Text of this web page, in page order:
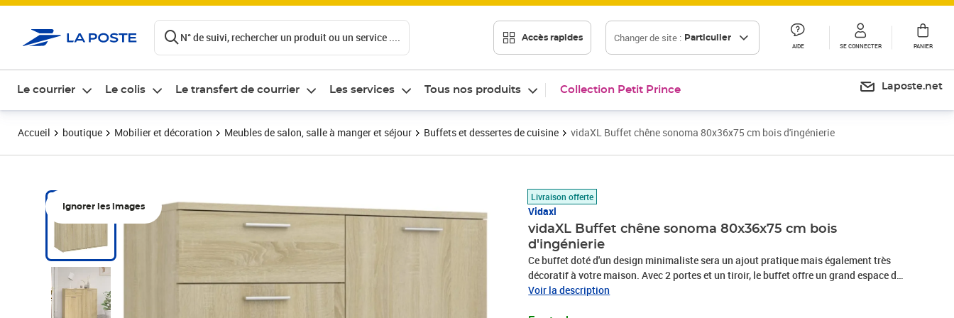
N° de suivi, rechercher un produit ou un service .... Accès rapides Changer de site : Particulier
AIDE SE CONNECTER PANIER
Le courrier Le colis Le transfert de courrier Les services Tous nos produits Collection Petit Prince Laposte.net
Accueil boutique Mobilier et décoration Meubles de salon, salle à manger et séjour Buffets et dessertes de cuisine vidaXL Buffet chêne sonoma 80x36x75 cm bois d'ingénierie
Ignorer les images
Livraison offerte
Vidaxl
vidaXL Buffet chêne sonoma 80x36x75 cm bois
d'ingénierie
Ce buffet doté d'un design minimaliste sera un ajout pratique mais également très
décoratif à votre maison. Avec 2 portes et un tiroir, le buffet offre un grand espace de
rangement pour les livres, les appareils multimédias et d'autres objets. Le dessus
Voir la description
Prix 99,62€